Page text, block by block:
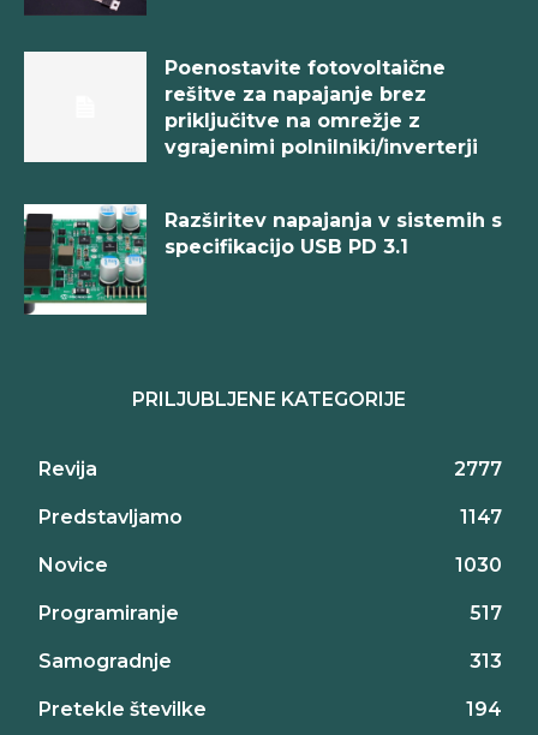
Poenostavite fotovoltaične
rešitve za napajanje brez
priključitve na omrežje z
vgrajenimi polnilniki/inverterji
Razširitev napajanja v sistemih s
specifikacijo USB PD 3.1
PRILJUBLJENE KATEGORIJE
Revija 2777
Predstavljamo 1147
Novice 1030
Programiranje 517
Samogradnje 313
Pretekle številke 194